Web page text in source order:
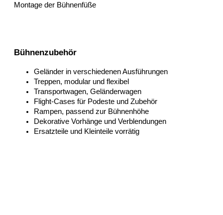
Montage der Bühnenfüße
Bühnenzubehör
Geländer in verschiedenen Ausführungen
Treppen, modular und flexibel
Transportwagen, Geländerwagen
Flight-Cases für Podeste und Zubehör
Rampen, passend zur Bühnenhöhe
Dekorative Vorhänge und Verblendungen
Ersatzteile und Kleinteile vorrätig